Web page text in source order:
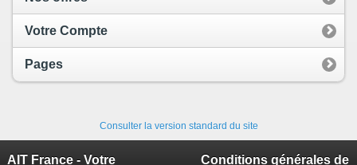
Votre Compte
Pages
Consulter la version standard du site
AIT France - Votre Conditions générales de